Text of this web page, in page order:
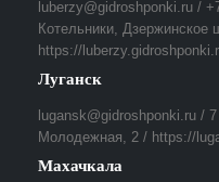
luberzy@gidroshponki.ru /
Котельники, Дзержинское
https://
Луганск
lugansk@gidroshponki.ru /
Молодежная, 2 / https://
Махачкала